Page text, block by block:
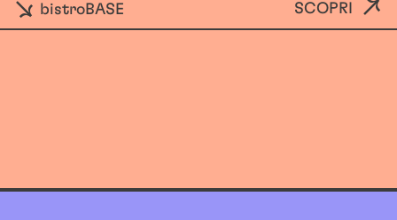
bistroBASE SCOPRI